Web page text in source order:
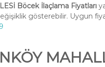
Böcek İlaçlama Fiyatları
gösterebilir. Uygun